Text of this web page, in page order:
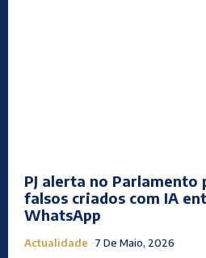
PJ alerta no Parlamento
falsos criados com IA
WhatsApp
Actualidade 7 De Maio, 2026